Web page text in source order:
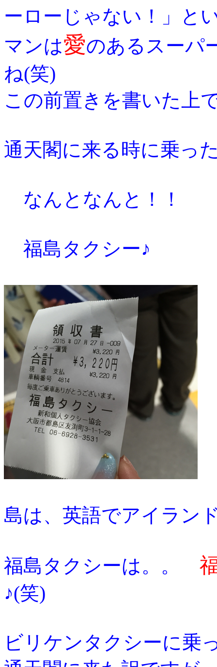
ーローじゃない！」と
マンは愛のあるスーパ
ね(笑)
この前置きを書いた上
通天閣に来る時に乗っ
なんとなんと！！
福島タクシー♪
島は、英語でアイラン
福島タクシーは。。
♪(笑)
ビリケンタクシーに乗